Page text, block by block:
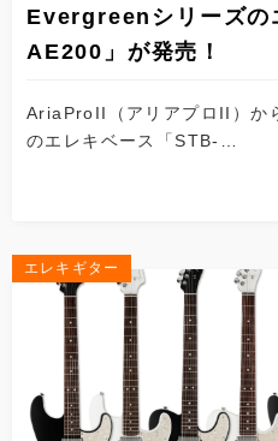
Evergreenシリーズの
AE200」が発売！
AriaProII（アリアプロII）
のエレキベース「STB-…
エレキギター